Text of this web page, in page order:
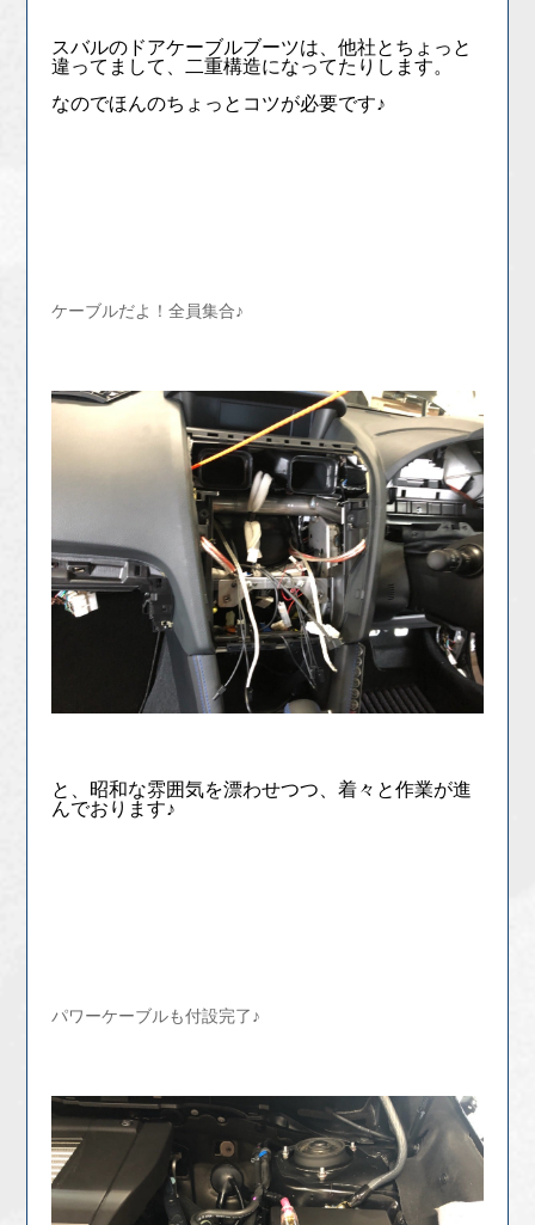
スバルのドアケーブルブーツは、他社とちょっと
違ってまして、二重構造になってたりします。
なのでほんのちょっとコツが必要です♪
ケーブルだよ！全員集合♪
と、昭和な雰囲気を漂わせつつ、着々と作業が進
んでおります♪
パワーケーブルも付設完了♪